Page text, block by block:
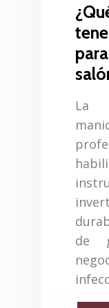
La
de